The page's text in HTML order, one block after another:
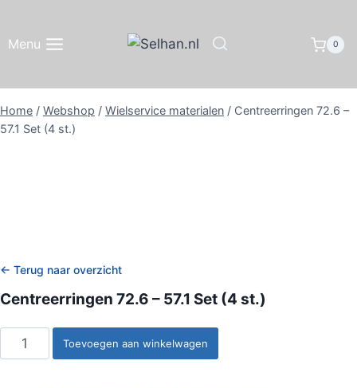
inhoud
Menu 0
Home / Webshop / Wielservice materialen / Centreerringen 72.6 –
57.1 Set (4 st.)
← Terug naar overzicht
Centreerringen 72.6 – 57.1 Set (4 st.)
Centreerringen
72.6
Toevoegen aan winkelwagen